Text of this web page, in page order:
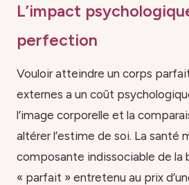
L’impact
perfection
Vouloir atteindre un corps
externes a un coût
l’image corporelle et la
altérer l’estime de soi. La santé
composante indissociable de la
« parfait » entretenu au prix